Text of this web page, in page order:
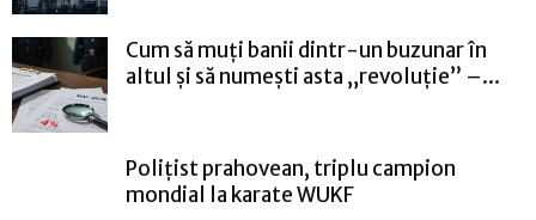
Cum să muți banii dintr-un buzunar în
altul și să numești asta „revoluție” –...
Polițist prahovean, triplu campion
mondial la karate WUKF